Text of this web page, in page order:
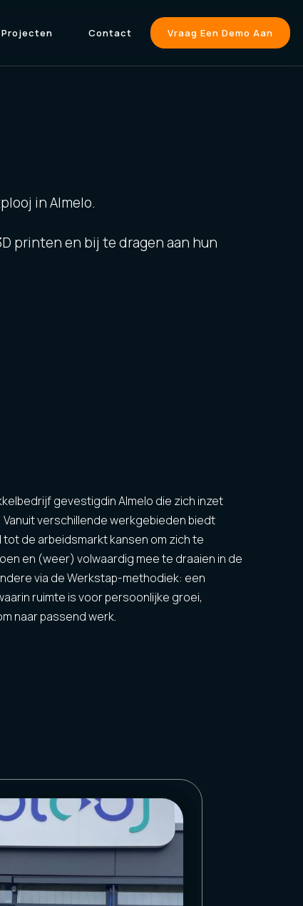
Projecten Contact Vraag Een Demo Aan
in Almelo.
printen en bij te dragen aan hun
gevestigdin Almelo die zich inzet
verschillende werkgebieden biedt
de arbeidsmarkt kansen om zich te
en (weer) volwaardig mee te draaien in de
via de Werkstap-methodiek: een
ruimte is voor persoonlijke groei,
naar passend werk.